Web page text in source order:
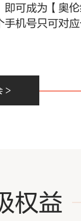
可成为【奥伦
机号只可对
>
权益